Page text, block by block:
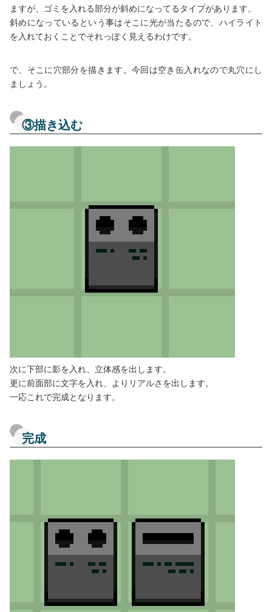
ますが、ゴミを入れる部分が斜めになってるタイプがあります。
斜めになっているという事はそこに光が当たるので、ハイライト
を入れておくことでそれっぽく見えるわけです。
で、そこに穴部分を描きます。今回は空き缶入れなので丸穴にし
ましょう。
③描き込む
次に下部に影を入れ、立体感を出します。
更に前面部に文字を入れ、よりリアルさを出します。
一応これで完成となります。
完成